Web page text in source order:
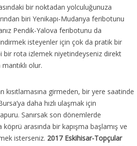
bir noktadan yolculuğunuza
biri Yenikapı-Mudanya feribotunu
Pendik-Yalova feribotunu da
isteyenler için çok da pratik bir
bir rota izlemek niyetindeyseniz direkt
olur.
kısıtlamasına girmeden, bir yere saatinde
daha hızlı ulaşmak için
Sanırsak son dönemlerde
arasında bir kapışma başlamış ve
isterseniz. 2017 Eskihisar-Topçular